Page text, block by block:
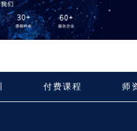
付费课程 师